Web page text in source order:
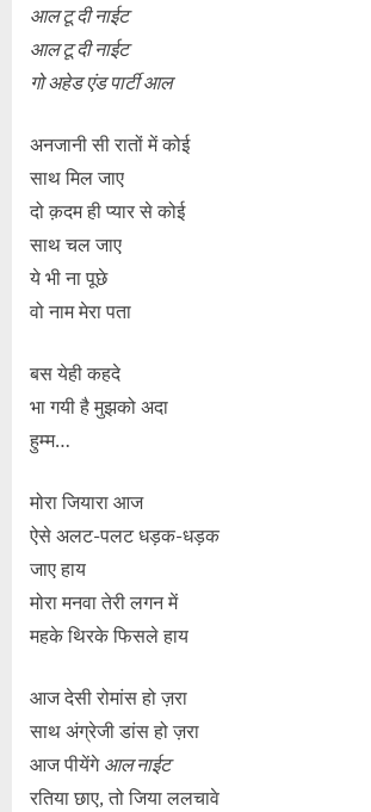
आल टू दी नाईट
आल टू दी नाईट
गो अहेड एंड पार्टी आल
अनजानी सी रातों में कोई
साथ मिल जाए
दो क़दम ही प्यार से कोई
साथ चल जाए
ये भी ना पूछे
वो नाम मेरा पता
बस येही कहदे
भा गयी है मुझको अदा
हुम्म…
मोरा जियारा आज
ऐसे अलट-पलट धड़क-धड़क
जाए हाय
मोरा मनवा तेरी लगन में
महके थिरके फिसले हाय
आज देसी रोमांस हो ज़रा
साथ अंग्रेजी डांस हो ज़रा
आज पीयेंगे आल नाईट
रतिया छाए, तो जिया ललचावे